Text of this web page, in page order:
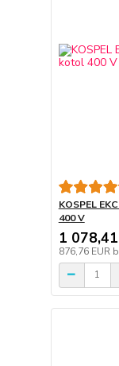
KOSPEL
400 V
1
876,76 EUR